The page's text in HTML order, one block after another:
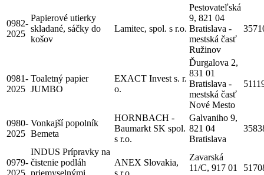
0982-
2025
Papierové utierky
skladané, sáčky do
košov
Lamitec, spol. s r.o.
Pestovateľská
9, 821 04
Bratislava -
mestská časť
Ružinov
0981-
2025
Toaletný papier
JUMBO
EXACT Invest s. r.
o.
Ďurgalova 2,
831 01
Bratislava -
mestská časť
Nové Mesto
0980-
2025
Vonkajší popolník
Bemeta
HORNBACH -
Baumarkt SK spol.
s r.o.
Galvaniho 9,
821 04
Bratislava
0979-
2025
INDUS Prípravky na
čistenie podláh
priemyselnými
ANEX Slovakia,
s.r.o.
Zavarská
11/C, 917 01